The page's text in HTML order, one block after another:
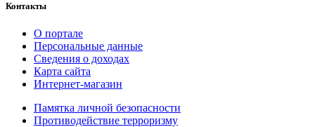
Контакты
О портале
Персональные данные
Сведения о доходах
Карта сайта
Интернет-магазин
Памятка личной безопасности
Противодействие терроризму